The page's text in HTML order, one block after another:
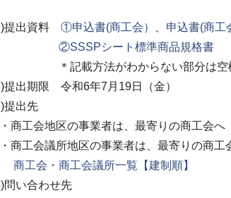
提出資料 ①申込書(商工会）
申込書(商工
②SSSPシート標準商品規格書
載方法がわからない部分は空欄
出期限 令和6年7 月 19日（金）
出先
工会地区の事業者は、最寄りの商工会へ
工会議所地区の事業者は、最寄りの商工
商工会・商工会議所一覧【建制順】
い合わせ先